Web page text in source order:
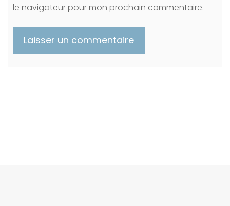
le navigateur pour mon prochain commentaire.